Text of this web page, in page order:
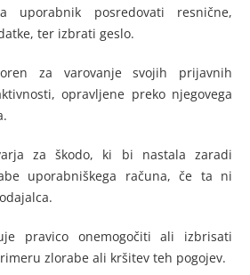
uporabnik posredovati resnične,
ter izbrati geslo.
za varovanje svojih prijavnih
opravljene preko njegovega
za škodo, ki bi nastala zaradi
uporabniškega računa, če ta ni
pravico onemogočiti ali izbrisati
zlorabe ali kršitev teh pogojev.